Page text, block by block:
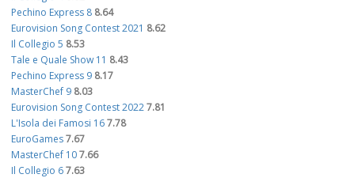
Pechino Express 8 8.64
Eurovision Song Contest 2021 8.62
Il Collegio 5 8.53
Tale e Quale Show 11 8.43
Pechino Express 9 8.17
MasterChef 9 8.03
Eurovision Song Contest 20227.81
L'Isola dei Famosi 167.78
EuroGames7.67
MasterChef 107.66
Il Collegio 67.63